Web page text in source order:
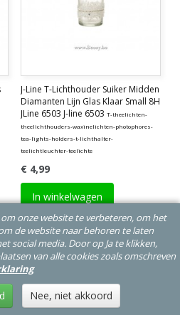
J-Line T-Lichthouder Suiker Midden
Diamanten Lijn Glas Klaar Small 8H
JLine 6503 J-line 6503 T-theelichten-
theelichthouders-waxinelichten-photophores-
tea-lights-holders-t-lichthalter-
teelichtleuchter-teelichte
€ 4,99
In winkelwagen
onze website te verbeteren, om het
de website naar behoren te laten
social media. Door op Ja te klikken,
van alle cookies zoals omschreven
Nee, niet akkoord